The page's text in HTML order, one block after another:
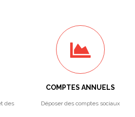
des
COMPTES ANNUELS
Déposer des comptes sociaux